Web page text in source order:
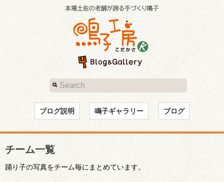
ブログ説明 鳴子ギャラリー ブログ
チーム一覧
踊り子の写真をチーム毎にまとめています。